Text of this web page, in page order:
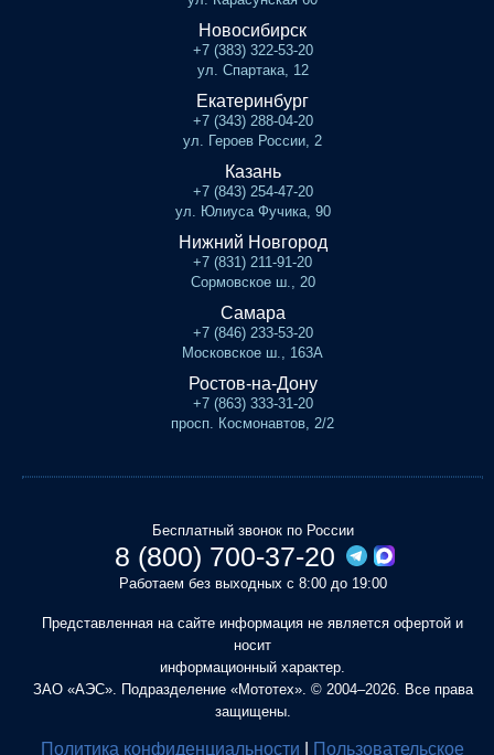
Новосибирск
+7 (383) 322-53-20
ул. Спартака, 12
Екатеринбург
+7 (343) 288-04-20
ул. Героев России, 2
Казань
+7 (843) 254-47-20
ул. Юлиуса Фучика, 90
Нижний Новгород
+7 (831) 211-91-20
Сормовское ш., 20
Самара
+7 (846) 233-53-20
Московское ш., 163А
Ростов-на-Дону
+7 (863) 333-31-20
просп. Космонавтов, 2/2
Бесплатный звонок по России
8 (800) 700-37-20
Работаем без выходных с 8:00 до 19:00
Представленная на сайте информация не является офертой и
носит
информационный характер.
ЗАО «АЭС». Подразделение «Мототех». © 2004–2026. Все права
защищены.
Политика конфиденциальности Пользовательское